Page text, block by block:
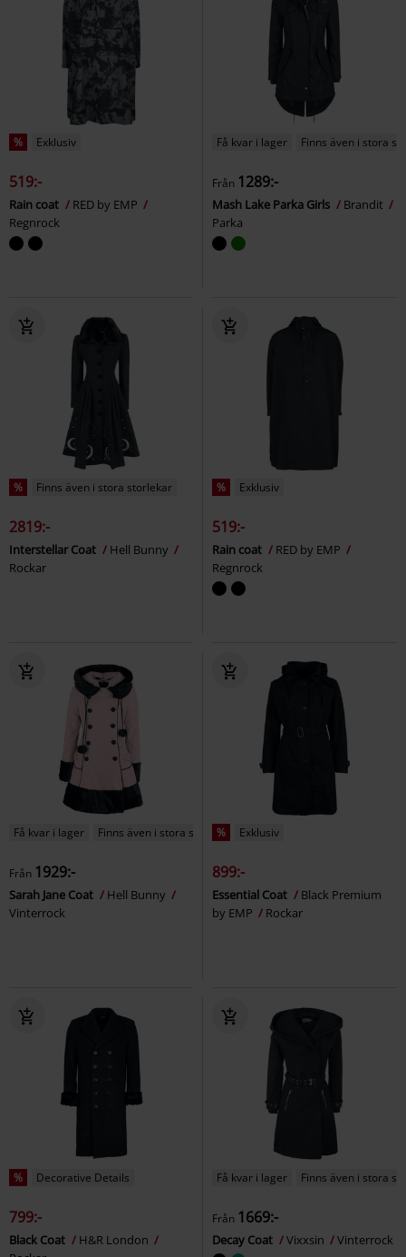
% Exklusiv
519:-
Rain coat
RED by EMP
Regnrock
Få kvar i lager Finns även i stora
Från 1289:-
Mash Lake Parka Girls
Brandit
Parka
% Finns även i stora storlekar
2819:-
Interstellar Coat
Hell Bunny
Rockar
% Exklusiv
519:-
Rain coat
RED by EMP
Regnrock
Få kvar i lager Finns även i stora storlekar
Från 1929:-
Sarah Jane Coat
Hell Bunny
Vinterrock
% Exklusiv
899:-
Essential Coat
Black Premium
by EMP
Rockar
% Decorative Details
799:-
Black Coat
H&R London
Få kvar i lager Finns även i stora
Från 1669:-
Decay Coat Vixxsin Vinterrock